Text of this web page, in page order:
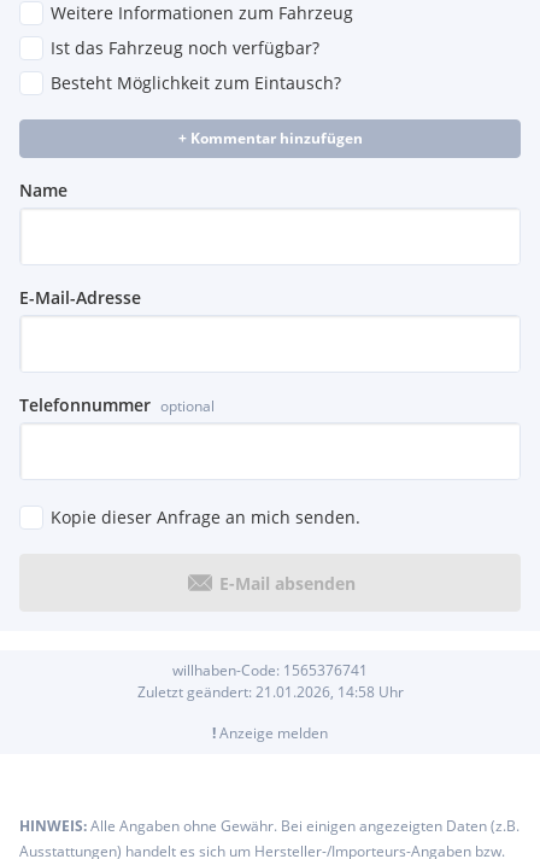
Weitere Informationen zum Fahrzeug
Ist das Fahrzeug noch verfügbar?
Besteht Möglichkeit zum Eintausch?
+ Kommentar hinzufügen
Name
E-Mail-Adresse
Telefonnummer optional
Kopie dieser Anfrage an mich senden.
E-Mail absenden
willhaben-Code: 1565376741
Zuletzt geändert: 21.01.2026, 14:58 Uhr
!Anzeige melden
HINWEIS:Alle Angaben ohne Gewähr. Bei einigen angezeigten Daten (z.B.
Ausstattungen) handelt es sich um Hersteller-/Importeurs-Angaben bzw.